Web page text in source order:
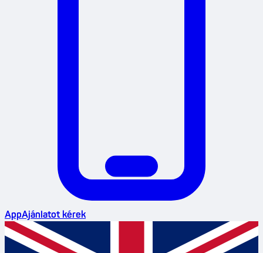
AppAjánlatot kérek